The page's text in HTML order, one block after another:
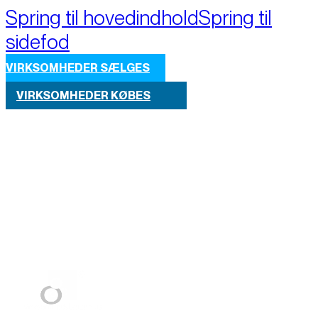
Spring til hovedindholdSpring til
sidefod
VIRKSOMHEDER SÆLGES
VIRKSOMHEDER KØBES